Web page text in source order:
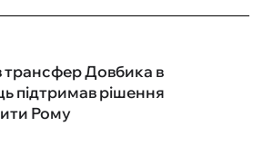
трансфер Довбика в
підтримав рішення
Рому